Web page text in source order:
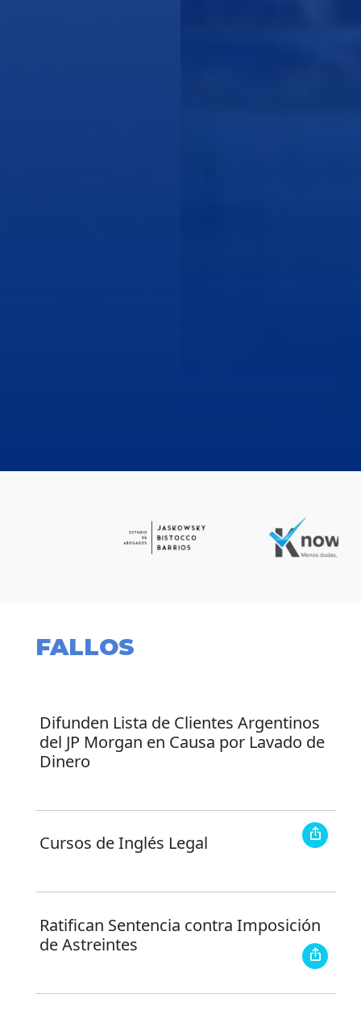
FALLOS
Difunden Lista de Clientes Argentinos
del JP Morgan en Causa por Lavado de
Dinero
Cursos de Inglés Legal
Ratifican Sentencia contra Imposición
de Astreintes